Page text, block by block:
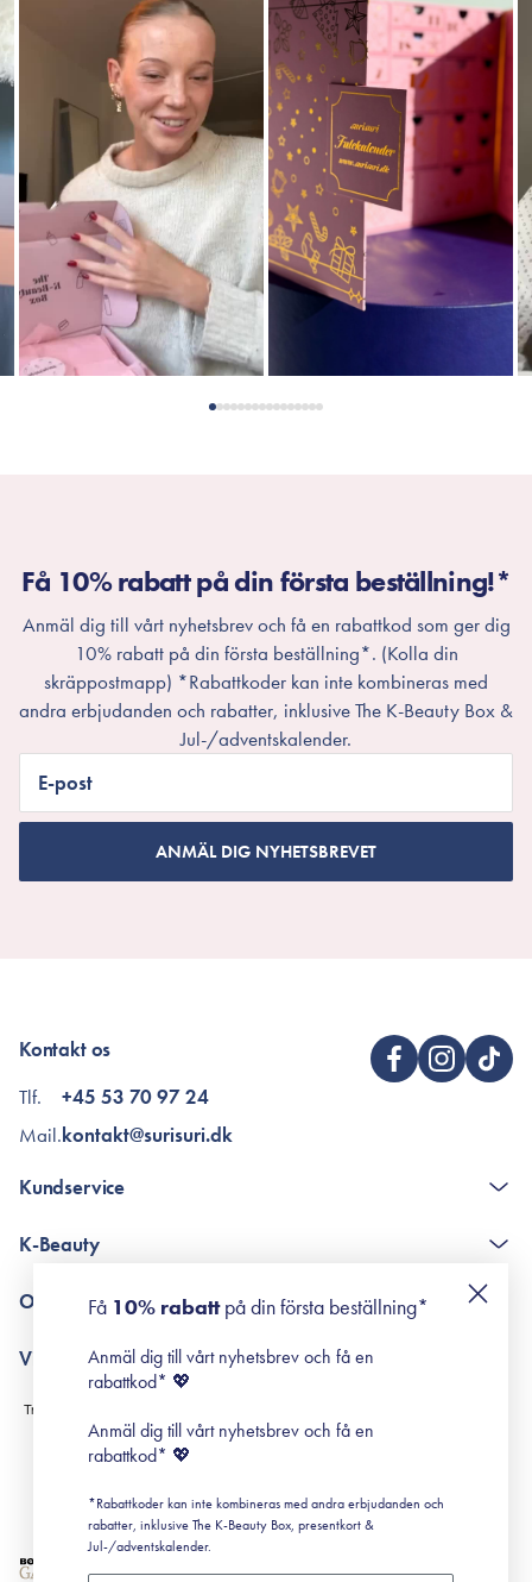
Få 10% rabatt på din första beställning!*
Anmäl dig till vårt nyhetsbrev och få en rabattkod som ger dig
10% rabatt på din första beställning*. (Kolla din
skräppostmapp) *Rabattkoder kan inte kombineras med
andra erbjudanden och rabatter, inklusive The K-Beauty Box &
Jul-/adventskalender.
E-post
ANMÄL DIG NYHETSBREVET
Kontakt os
Tlf.
Mail.
+45 53 70 97 24
kontakt@surisuri.dk
Kundservice
Poängshop - frågor och svar
K-Beauty
Retinol för nybörjare
Om Surisuri
Black Friday
Villkor
Leverans & Retur
Köpvillkor
Prenumerationsvillkor
Cookiepolicy
Få 10% rabattpå din första beställning*
Anmäl dig till vårt nyhetsbrev och få en
rabattkod* 💖
Anmäl dig till vårt nyhetsbrev och få en
rabattkod* 💖
*Rabattkoder kan inte kombineras med andra erbjudanden och
rabatter, inklusive The K-Beauty Box, presentkort &
Jul-/adventskalender.